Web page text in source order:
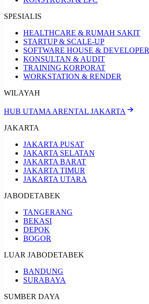
SPESIALIS
HEALTHCARE & RUMAH SAKIT
STARTUP & SCALE-UP
SOFTWARE HOUSE & DEVELOPER
KONSULTAN & AUDIT
TRAINING KORPORAT
WORKSTATION & RENDER
WILAYAH
HUB UTAMA ARENTAL JAKARTA
JAKARTA
JAKARTA PUSAT
JAKARTA SELATAN
JAKARTA BARAT
JAKARTA TIMUR
JAKARTA UTARA
JABODETABEK
TANGERANG
BEKASI
DEPOK
BOGOR
LUAR JABODETABEK
BANDUNG
SURABAYA
SUMBER DAYA